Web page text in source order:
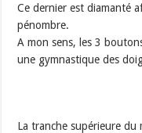
Ce dernier est diamanté
pénombre.
A mon sens, les 3
une gymnastique des
La tranche supérieure du